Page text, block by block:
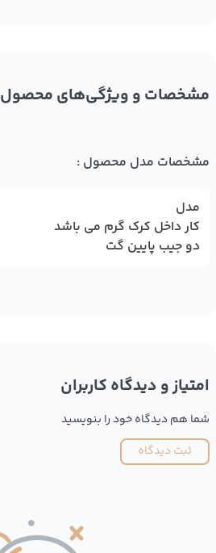
مشخصات و ویژگی‌های محصول
مشخصات مدل محصول :
مدل
کار داخل کرک گرم می باشد
دو جیب پایین گت
امتیاز و دیدگاه کاربران
شما هم دیدگاه خود را بنویسید
ثبت دیدگاه